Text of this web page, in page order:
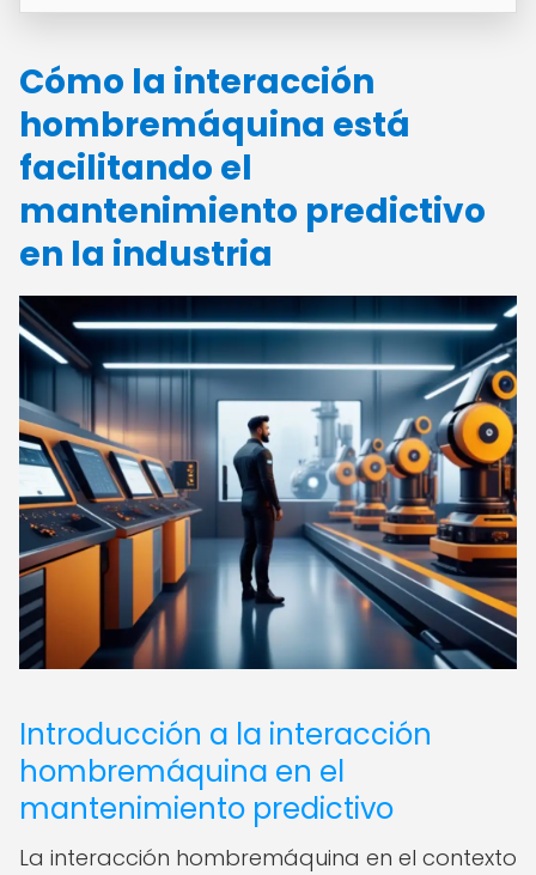
Cómo la interacción
hombremáquina está
facilitando el
mantenimiento predictivo
en la industria
Introducción a la interacción
hombremáquina en el
mantenimiento predictivo
La interacción hombremáquina en el contexto